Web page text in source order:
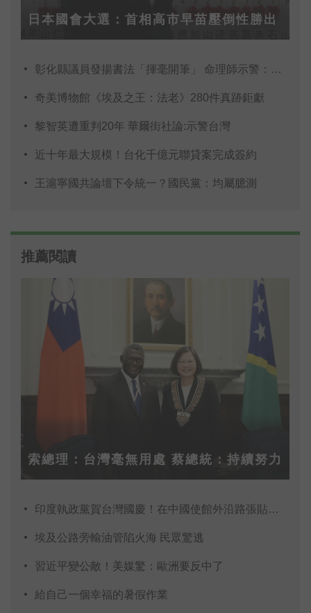
日本國會大選：首相高市早苗壓倒性勝出
彰化縣議員發揚書法「揮毫開筆」 命理師示警：不
奇美博物館《埃及之王：法老》280件真跡鉅獻
黎智英遭重判20年 華爾街社論:示警台灣
近十年最大規模！台化千億元聯貸案完成簽約
王滬寧國共論壇下令統一？國民黨：均屬臆測
推薦閱讀
索總理：台灣毫無用處 蔡總統：持續努力
印度執政黨賀台灣國慶！在中國使館外沿路張貼百面「
埃及公路旁輸油管陷火海 民眾驚逃
習近平變公敵！美媒驚：歐洲要反中了
給自己一個幸福的暑假作業